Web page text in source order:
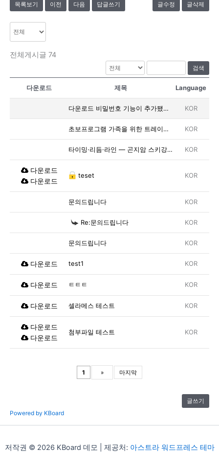
목록보기 이전 다음 답글쓰기 글수정 글삭제
전체게시글 74
검색
다운로드 제목 Language
다운로드 비밀번호 기능이 추가됐습니다. KOR
초보프로그램 가족을 위한 트레이닝 기간 채택 가이드, 곤지암스키강습 목표으로 정리해 봤어요 KOR
타이밍·리듬·라인 — 곤지암 스키강습 세 가지 의도 KOR
다운로드
다운로드
teset KOR
문의드립니다 KOR
Re:문의드립니다 KOR
문의드립니다 KOR
다운로드 test1 KOR
다운로드 ㅌㅌㅌ KOR
다운로드 셀라메스 테스트 KOR
다운로드
다운로드
첨부파일 테스트 KOR
1 » 마지막
글쓰기
Powered by KBoard
저작권 © 2026 KBoard 데모 | 제공처: 아스트라 워드프레스 테마